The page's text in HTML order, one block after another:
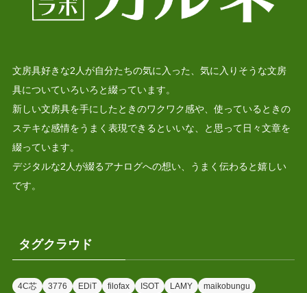
文房具好きな2人が自分たちの気に入った、気に入りそうな文房
具についていろいろと綴っています。
新しい文房具を手にしたときのワクワク感や、使っているときの
ステキな感情をうまく表現できるといいな、と思って日々文章を
綴っています。
デジタルな2人が綴るアナログへの想い、うまく伝わると嬉しい
です。
タグクラウド
4C芯 3776 EDiT filofax ISOT LAMY
maikobungu